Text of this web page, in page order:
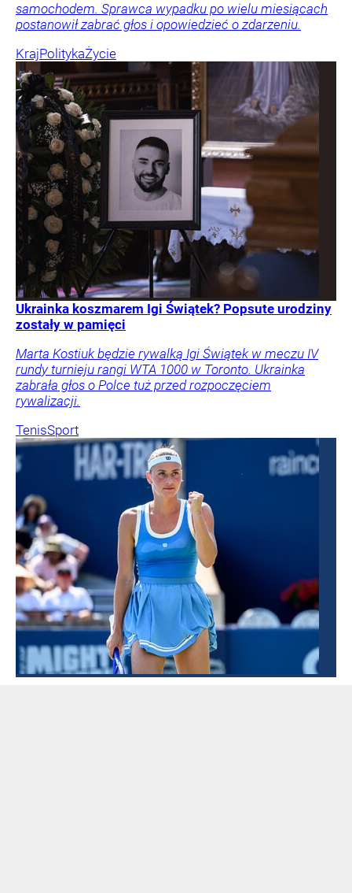
samochodem. Sprawca wypadku po wielu miesiącach
postanowił zabrać głos i opowiedzieć o zdarzeniu.
KrajPolitykaŻycie
Ukrainka koszmarem Igi Świątek? Popsute urodziny
zostały w pamięci
Marta Kostiuk będzie rywalką Igi Świątek w meczu IV
rundy turnieju rangi WTA 1000 w Toronto. Ukrainka
zabrała głos o Polce tuż przed rozpoczęciem
rywalizacji.
TenisSport